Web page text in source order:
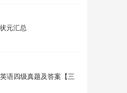
元汇总
语四级真题及答案【三